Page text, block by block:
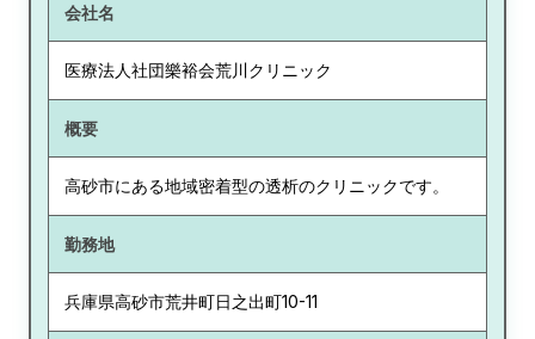
会社名
医療法人社団樂裕会荒川クリニック
概要
高砂市にある地域密着型の透析のクリニックです。
勤務地
兵庫県高砂市荒井町日之出町10-11